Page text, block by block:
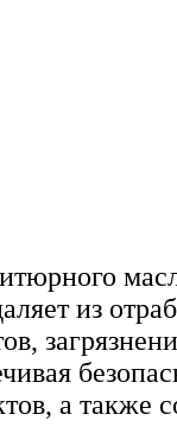
из
а также